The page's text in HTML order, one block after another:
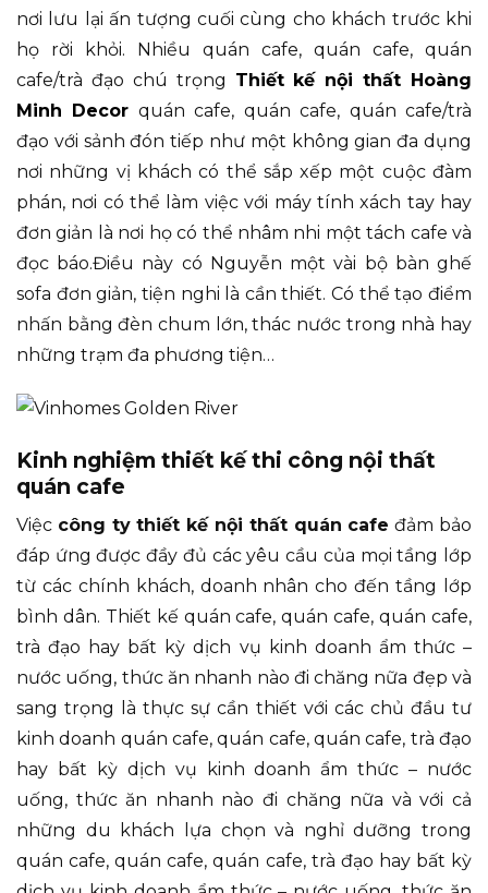
nơi lưu lại ấn tượng cuối cùng cho khách trước khi
họ rời khỏi. Nhiều quán cafe, quán cafe, quán
cafe/trà đạo chú trọng Thiết kế nội thất Hoàng
Minh Decor quán cafe, quán cafe, quán cafe/trà
đạo với sảnh đón tiếp như một không gian đa dụng
nơi những vị khách có thể sắp xếp một cuộc đàm
phán, nơi có thể làm việc với máy tính xách tay hay
đơn giản là nơi họ có thể nhâm nhi một tách cafe và
đọc báo.Điều này có Nguyễn một vài bộ bàn ghế
sofa đơn giản, tiện nghi là cần thiết. Có thể tạo điểm
nhấn bằng đèn chum lớn, thác nước trong nhà hay
những trạm đa phương tiện…
Kinh nghiệm thiết kế thi công nội thất
quán cafe
Việc công ty thiết kế nội thất quán cafe đảm bảo
đáp ứng được đầy đủ các yêu cầu của mọi tầng lớp
từ các chính khách, doanh nhân cho đến tầng lớp
bình dân. Thiết kế quán cafe, quán cafe, quán cafe,
trà đạo hay bất kỳ dịch vụ kinh doanh ẩm thức –
nước uống, thức ăn nhanh nào đi chăng nữa đẹp và
sang trọng là thực sự cần thiết với các chủ đầu tư
kinh doanh quán cafe, quán cafe, quán cafe, trà đạo
hay bất kỳ dịch vụ kinh doanh ẩm thức – nước
uống, thức ăn nhanh nào đi chăng nữa và với cả
những du khách lựa chọn và nghỉ dưỡng trong
quán cafe, quán cafe, quán cafe, trà đạo hay bất kỳ